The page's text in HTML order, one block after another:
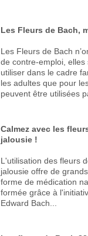
Les Fleurs de Bach,
Les Fleurs de Bach
de contre-emploi, elles
utiliser dans le cadre
les adultes que pour
peuvent être utilisées
Calmez avec les
jalousie !
L'utilisation des fleurs
jalousie offre de
forme de médication
formée grâce à
Edward Bach...